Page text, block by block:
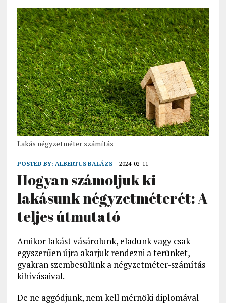
Lakás négyzetméter számítás
POSTED BY: ALBERTUS BALÁZS 2024-02-11
Hogyan számoljuk ki
lakásunk négyzetméterét: A
teljes útmutató
Amikor lakást vásárolunk, eladunk vagy csak
egyszerűen újra akarjuk rendezni a terünket,
gyakran szembesülünk a négyzetméter-számítás
kihívásaival.
De ne aggódjunk, nem kell mérnöki diplomával